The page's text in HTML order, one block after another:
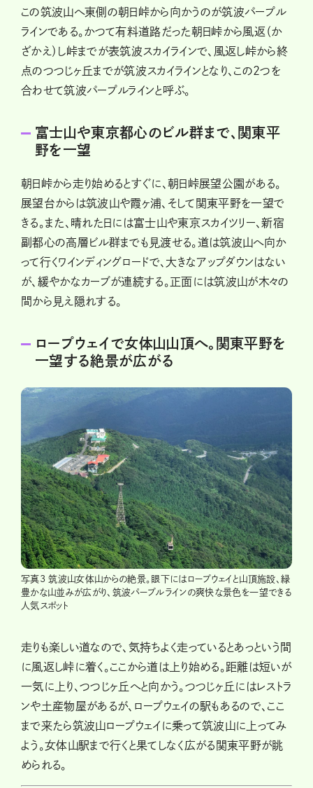
この筑波山へ東側の朝日峠から向かうのが筑波パープル
ラインである。かつて有料道路だった朝日峠から風返（か
ざかえ）し峠までが表筑波スカイラインで、風返し峠から終
点のつつじヶ丘までが筑波スカイラインとなり、この2つを
合わせて筑波パープルラインと呼ぶ。
富士山や東京都心のビル群まで、関東平
野を一望
朝日峠から走り始めるとすぐに、朝日峠展望公園がある。
展望台からは筑波山や霞ヶ浦、そして関東平野を一望で
きる。また、晴れた日には富士山や東京スカイツリー、新宿
副都心の高層ビル群までも見渡せる。道は筑波山へ向か
って行くワインディングロードで、大きなアップダウンはない
が、緩やかなカーブが連続する。正面には筑波山が木々の
間から見え隠れする。
ロープウェイで女体山山頂へ。関東平野を
一望する絶景が広がる
写真3 筑波山女体山からの絶景。眼下にはロープウェイと山頂施設、緑
豊かな山並みが広がり、筑波パープルラインの爽快な景色を一望できる
人気スポット
走りも楽しい道なので、気持ちよく走っているとあっという間
に風返し峠に着く。ここから道は上り始める。距離は短いが
一気に上り、つつじヶ丘へと向かう。つつじヶ丘にはレストラ
ンや土産物屋があるが、ロープウェイの駅もあるので、ここ
まで来たら筑波山ロープウェイに乗って筑波山に上ってみ
よう。女体山駅まで行くと果てしなく広がる関東平野が眺
められる。